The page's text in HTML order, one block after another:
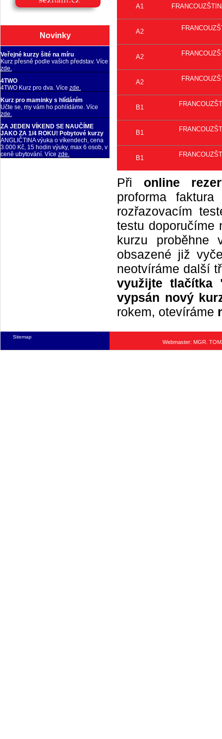
Novinky
Veřejné kurzy šité na míru
Kurz přesně podle vašich představ. Více
zde.
4TWO
4TWO Kurz pro dva. Více zde.
Kurz pro maminky s hlídáním
Učte se, my vám ho pohlídáme. Více
zde.
ZA JEDEN VÍKEND SE NAUČÍME
JAKO ZA 1/4 ROKU! Pobytové kurzy
ANGLIČTINA výuka o víkendech, cena
3.000 Kč, 15 hodin výuky, max 6 osob, v
ceně ubytování. Více zde.
A1
A2
A2
A2
B1
B1
B1
Při online
proforma
rozřazovacím
testu doporučíme
kurzu proběhne
obsazené již
neotvíráme další
využijte tlačítka
vypsán nový
rokem, otevíráme
Webmaster: MGR.
Sitemap